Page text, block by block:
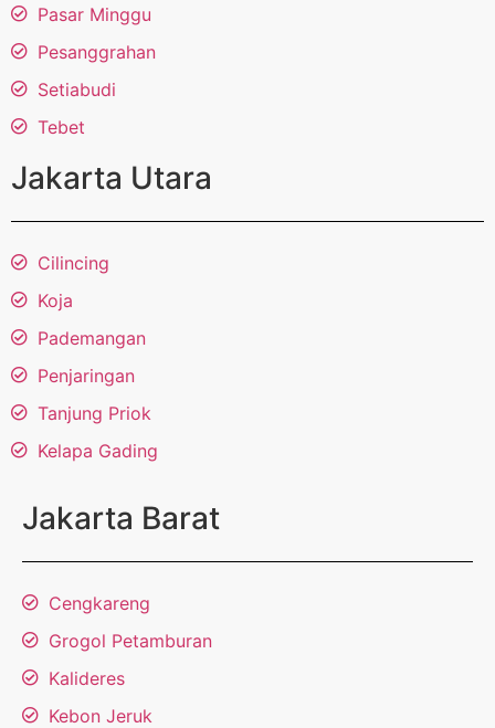
Pasar Minggu
Pesanggrahan
Setiabudi
Tebet
Jakarta Utara
Cilincing
Koja
Pademangan
Penjaringan
Tanjung Priok
Kelapa Gading
Jakarta Barat
Cengkareng
Grogol Petamburan
Kalideres
Kebon Jeruk